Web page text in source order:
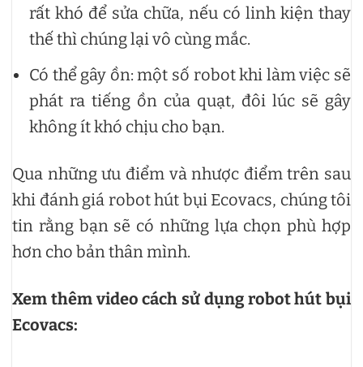
rất khó để sửa chữa, nếu có linh kiện thay
thế thì chúng lại vô cùng mắc.
Có thể gây ồn: một số robot khi làm việc sẽ
phát ra tiếng ồn của quạt, đôi lúc sẽ gây
không ít khó chịu cho bạn.
Qua những ưu điểm và nhược điểm trên sau
khi đánh giá robot hút bụi Ecovacs, chúng tôi
tin rằng bạn sẽ có những lựa chọn phù hợp
hơn cho bản thân mình.
Xem thêm video cách sử dụng robot hút bụi
Ecovacs: